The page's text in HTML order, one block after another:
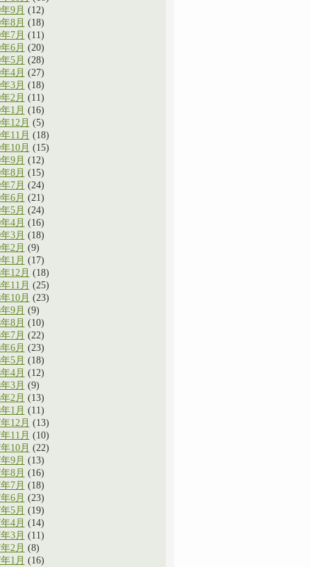
9月 (12)
8月 (18)
7月 (11)
6月 (20)
5月 (28)
4月 (27)
3月 (18)
2月 (11)
1月 (16)
12月 (5)
11月 (18)
10月 (15)
9月 (12)
8月 (15)
7月 (24)
6月 (21)
5月 (24)
4月 (16)
3月 (18)
2月 (9)
1月 (17)
12月 (18)
11月 (25)
10月 (23)
9月 (9)
8月 (10)
7月 (22)
6月 (23)
5月 (18)
4月 (12)
3月 (9)
2月 (13)
1月 (11)
12月 (13)
11月 (10)
10月 (22)
9月 (13)
8月 (16)
7月 (18)
6月 (23)
5月 (19)
4月 (14)
3月 (11)
2月 (8)
1月 (16)